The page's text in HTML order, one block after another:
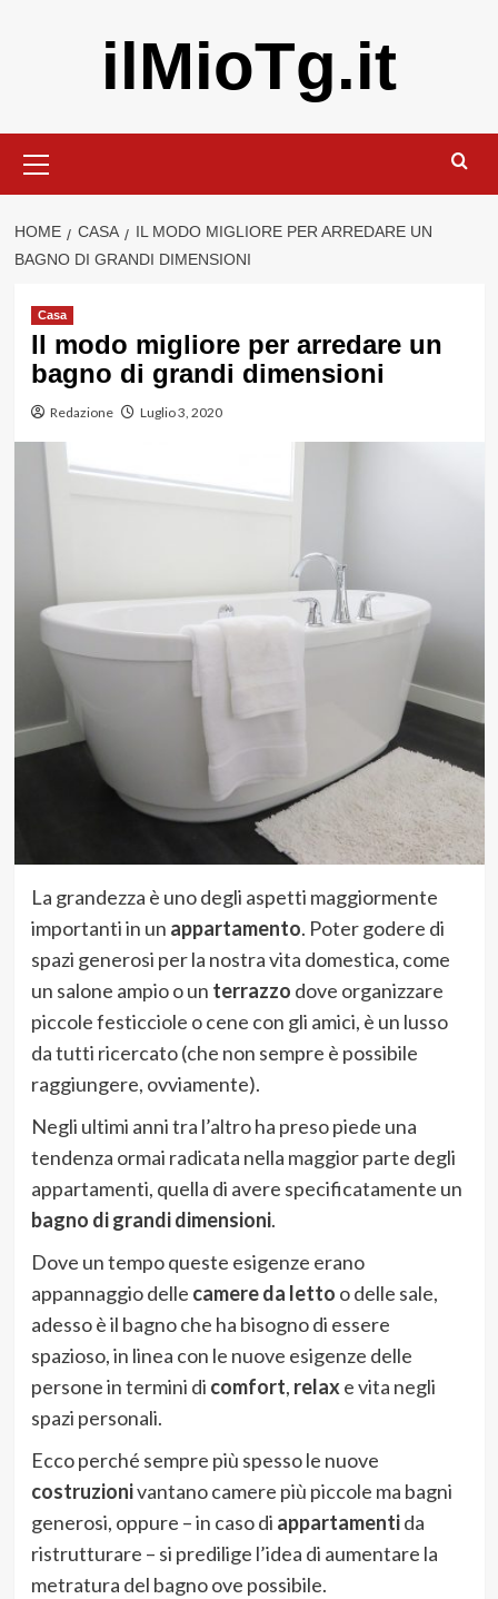
ilMioTg.it
principale
HOME CASA
IL MODO MIGLIORE PER ARREDARE UN
BAGNO DI GRANDI DIMENSIONI
Casa
Il modo migliore per arredare un
bagno di grandi dimensioni
Redazione Luglio 3, 2020
La grandezza è uno degli aspetti maggiormente
importanti in un appartamento. Poter godere di
spazi generosi per la nostra vita domestica, come
un salone ampio o un terrazzo dove organizzare
piccole festicciole o cene con gli amici, è un lusso
da tutti ricercato (che non sempre è possibile
raggiungere, ovviamente).
Negli ultimi anni tra l’altro ha preso piede una
tendenza ormai radicata nella maggior parte degli
appartamenti, quella di avere specificatamente un
bagno di grandi dimensioni.
Dove un tempo queste esigenze erano
appannaggio delle camere da letto o delle sale,
adesso è il bagno che ha bisogno di essere
spazioso, in linea con le nuove esigenze delle
persone in termini di comfort, relaxe vita negli
spazi personali.
Ecco perché sempre più spesso le nuove
costruzionivantano camere più piccole ma bagni
generosi, oppure – in caso di appartamentida
ristrutturare – si predilige l’idea di aumentare la
metratura del bagno ove possibile.